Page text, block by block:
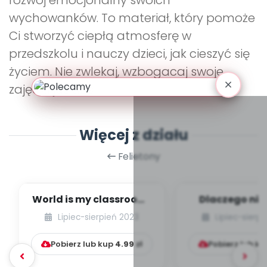
wychowanków. To materiał, który pomoże
Ci stworzyć ciepłą atmosferę w
przedszkolu i nauczy dzieci, jak cieszyć się
życiem. Nie zwlekaj, wzbogacaj swoje
zajęcia już dziś!
Więcej z działu
Felietony
World is my classroom!
Idea leśnego
przedszkola w Wielk...
Lipiec-sierpień 2023
Pobierz lub kup 4.99 zł
Dlaczego nie
ubierać
butów, czyli
Pobierz lub